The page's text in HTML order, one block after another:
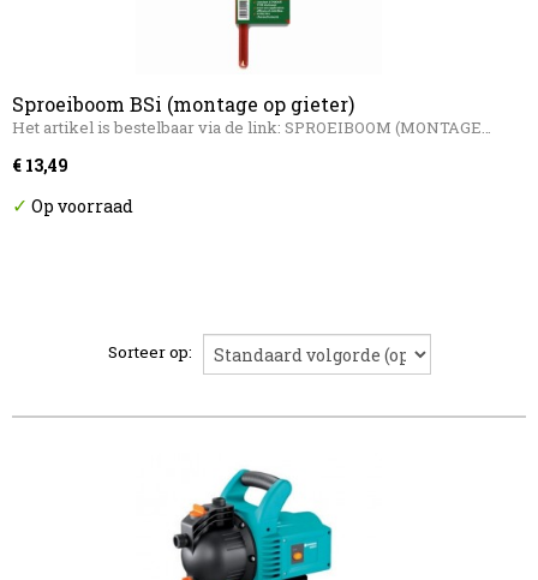
Sproeiboom BSi (montage op gieter)
Het artikel is bestelbaar via de link: SPROEIBOOM (MONTAGE…
€ 13,49
✓ Op voorraad
Sorteer op: